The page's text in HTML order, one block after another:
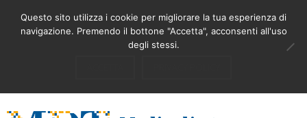
content
Latest
AMBIENTE ORA SI PUO’
Questo sito utilizza i cookie per migliorare la tua esperienza di
navigazione. Premendo il bottone "Accetta", acconsenti all'uso
degli stessi.